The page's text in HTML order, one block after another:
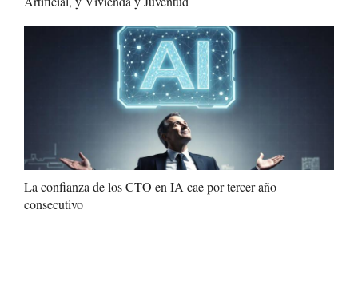
La confianza de los CTO en IA cae por tercer año
consecutivo